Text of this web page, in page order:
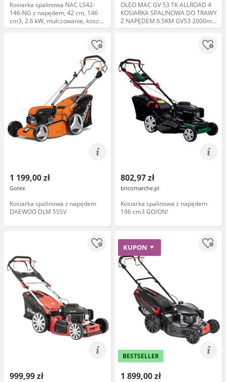
Kosiarka spalinowa NAC LS42-
146-NG z napędem, 42 cm, 146
cm3, 2.6 kW, mulczowanie, kosz
40L
OLEO MAC GV 53 TK ALLROAD 4
KOSIARKA SPALINOWA DO TRAWY
Z NAPĘDEM 6.5KM GV53 2000m2
PREMIUM 66239033E5
1 199,00 zł
Gotex
Kosiarka spalinowa z napędem
DAEWOO DLM 55SV
802,97 zł
bricomarche.pl
Kosiarka spalinowa z napędem
196 cm3 GO/ON!
999,99 zł
KUPON
BESTSELLER
1 899,00 zł